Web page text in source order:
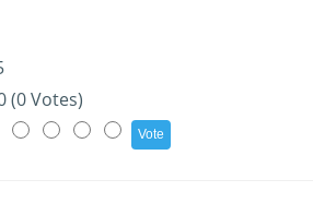
(0 Votes)